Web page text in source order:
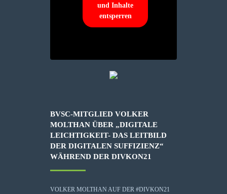
und Inhalte
entsperren
BVSC-MITGLIED VOLKER
MOLTHAN ÜBER „DIGITALE
LEICHTIGKEIT- DAS LEITBILD
DER DIGITALEN SUFFIZIENZ“
WÄHREND DER DIVKON21
VOLKER MOLTHAN AUF DER #DIVKON21